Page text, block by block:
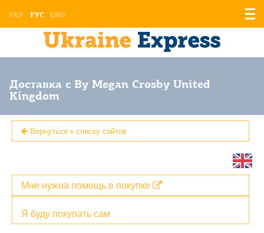
УКР РУС ENG
Доставка с By Megan Crosby United
Kingdom
Вернуться к списку сайтов
Я буду покупать сам
Мне нужна помощь в покупке